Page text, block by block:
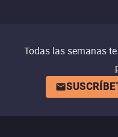
Todas las semanas